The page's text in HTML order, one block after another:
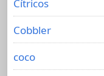
Cítricos
Cobbler
coco